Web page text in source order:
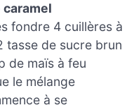
caramel
fondre 4 cuillères à
tasse de sucre brun
de maïs à feu
le mélange
à se